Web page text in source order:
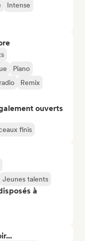
Intense
Piano
Remix
ouverts
finis
Jeunes talents
à